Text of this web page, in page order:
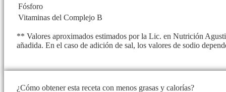
Fósforo
Vitaminas del Complejo B
** Valores aproximados estimados por la Lic. en Nutrición
añadida. En el caso de adición de sal, los valores de sodio
¿Cómo obtener esta receta con menos grasas y calorías?